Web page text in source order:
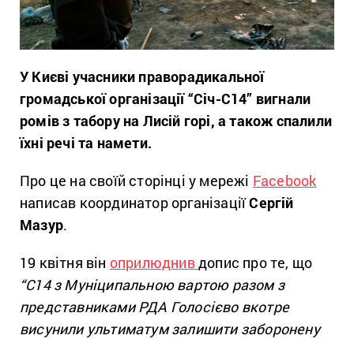
У Києві учасники праворадикальної
громадської організації “Січ-С14” вигнали
ромів з табору на Лисій горі, а також спалили
їхні речі та намети.
Про це на своїй сторінці у мережі Facebook
написав координатор організаціїСергій
Мазур.
19 квітня він оприлюднивдопис про те, що
“С14 з Муніципальною вартою разом з
представниками РДА Голосієво вкотре
висунили ультиматум залишити заборонену